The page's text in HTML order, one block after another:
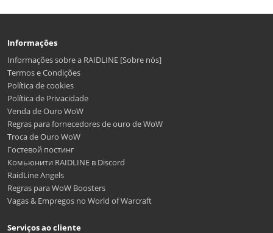
Informações
Informações sobre a RAIDLINE [Sobre nós]
Termos e Condições
Política de cookies
Política de Privacidade
Venda de Ouro WoW
Regras para fornecedores de ouro de WoW
Troca de Ouro WoW
Гостевой постинг
Комьюнити RAIDLINE в Discord
RaidLine Angels
Regras para WoW Boosters
Vagas & Empregos no World of Warcraft
Serviços ao cliente